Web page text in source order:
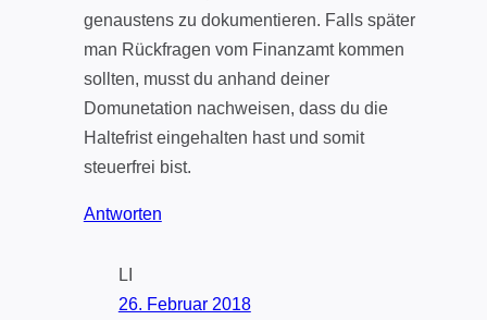
genaustens zu dokumentieren. Falls später
man Rückfragen vom Finanzamt kommen
sollten, musst du anhand deiner
Domunetation nachweisen, dass du die
Haltefrist eingehalten hast und somit
steuerfrei bist.
Antworten
LI
26. Februar 2018